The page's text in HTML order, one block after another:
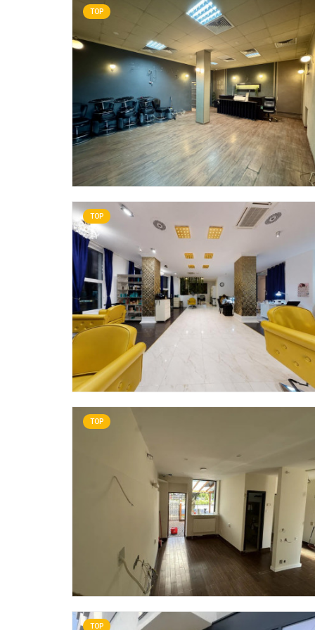
TOP
TOP
TOP
TOP